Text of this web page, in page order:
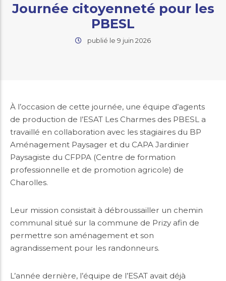
Journée citoyenneté pour les
PBESL
publié le 9 juin 2026
À l’occasion de cette journée, une équipe d’agents
de production de l’ESAT Les Charmes des PBESL a
travaillé en collaboration avec les stagiaires du BP
Aménagement Paysager et du CAPA Jardinier
Paysagiste du CFPPA (Centre de formation
professionnelle et de promotion agricole) de
Charolles.
Leur mission consistait à débroussailler un chemin
communal situé sur la commune de Prizy afin de
permettre son aménagement et son
agrandissement pour les randonneurs.
L’année dernière, l’équipe de l’ESAT avait déjà